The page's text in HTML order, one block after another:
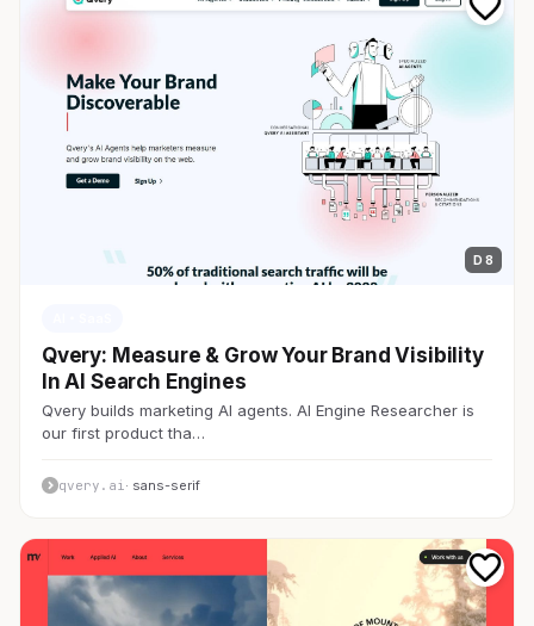
D 8
Qvery: Measure & Grow Your Brand Visibility
In AI Search Engines
Qvery builds marketing AI agents. AI Engine Researcher is
our first product tha…
qvery.ai· sans-serif